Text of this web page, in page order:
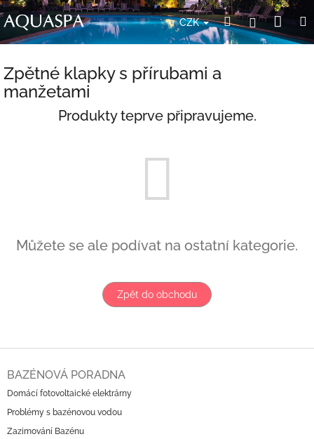
Přejít
na
obsah
CZK HledatPřihlášení
Zpětné klapky s přírubami a
manžetami
Produkty teprve připravujeme.
Můžete se ale podívat na ostatní kategorie.
Zpět do obchodu
BAZÉNOVÁ PORADNA
Domácí fotovoltaické elektrárny
Problémy s bazénovou vodou
Zazimování Bazénu